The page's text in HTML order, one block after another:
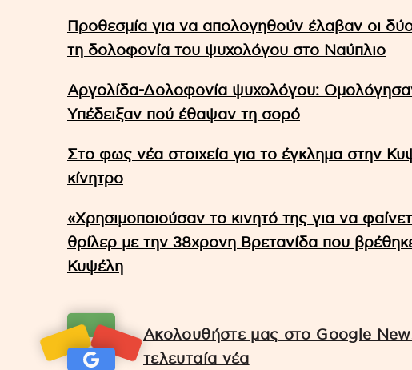
Προθεσμία για να απολογηθούν έλαβαν οι
τη δολοφονία του ψυχολόγου στο Ναύπλιο
Αργολίδα-Δολοφονία ψυχολόγου:
Υπέδειξαν πού έθαψαν τη σορό
Στο φως νέα στοιχεία για το έγκλημα στην
κίνητρο
«Χρησιμοποιούσαν το κινητό της για να
θρίλερ με την 38χρονη Βρετανίδα που
Κυψέλη
Ακολουθήστε μας στο Google
τελευταία νέα